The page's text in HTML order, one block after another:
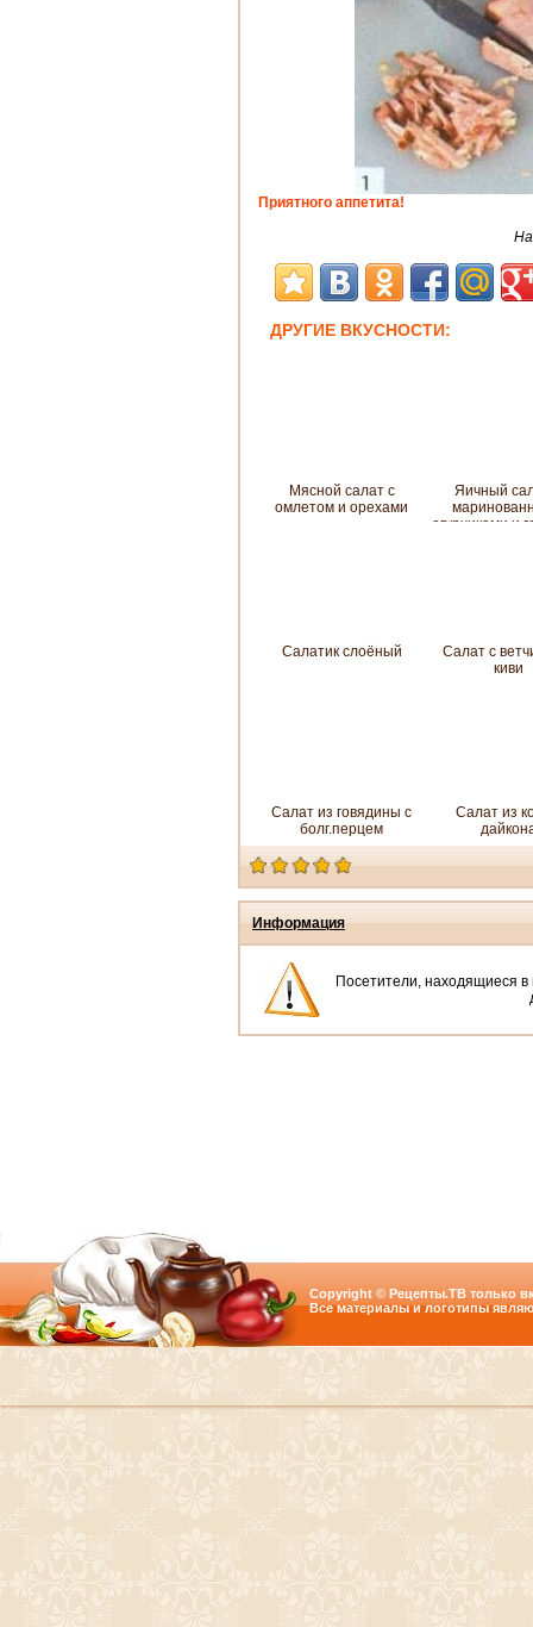
Приятного аппетита!
ДРУГИЕ ВКУСНОСТИ:
Мясной салат с
омлетом и орехами
Яичный
огурчиками и
Салатик слоёный
Салат с
киви
Салат из говядины с
болг.перцем
Салат из
Информация
Посетители, находящиеся в
Copyright © Рецепты.ТВ только
Все материалы и логотипы